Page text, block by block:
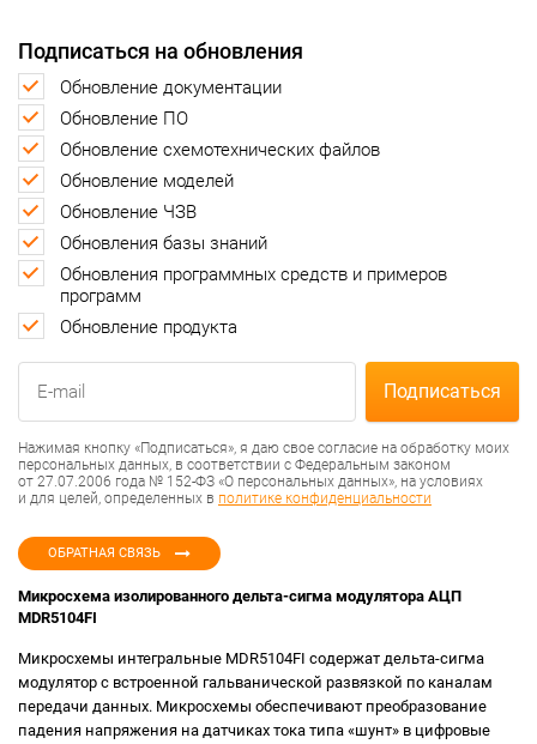
Микросхема изолированного дельта-сигма модулятора АЦП
MDR5104FI
Микросхемы интегральные MDR5104FI содержат дельта-сигма
модулятор с встроенной гальванической развязкой по каналам
передачи данных. Микросхемы обеспечивают преобразование
падения напряжения на датчиках тока типа «шунт» в цифровые
Подписаться на обновления
Обновление документации
Обновление ПО
Обновление схемотехнических файлов
Обновление моделей
Обновление ЧЗВ
Обновления базы знаний
Обновления программных средств и примеров
программ
Обновление продукта
Нажимая кнопку «Подписаться», я даю свое согласие на обработку моих
персональных данных, в соответствии с Федеральным законом
от 27.07.2006 года № 152-ФЗ «О персональных данных», на условиях
и для целей, определенных в политике конфиденциальности
ОБРАТНАЯ СВЯЗЬ